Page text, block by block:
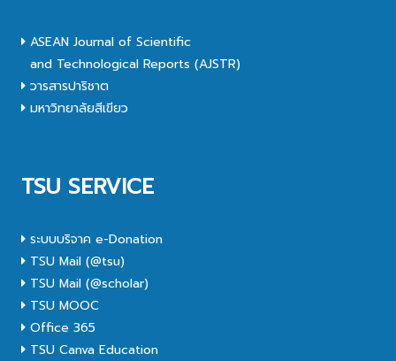
ASEAN Journal of Scientific
and Technological Reports (AJSTR)
วารสารปาริชาต
มหาวิทยาลัยสีเขียว
TSU SERVICE
ระบบบริจาค e-Donation
TSU Mail (@tsu)
TSU Mail (@scholar)
TSU MOOC
Office 365
TSU Canva Education